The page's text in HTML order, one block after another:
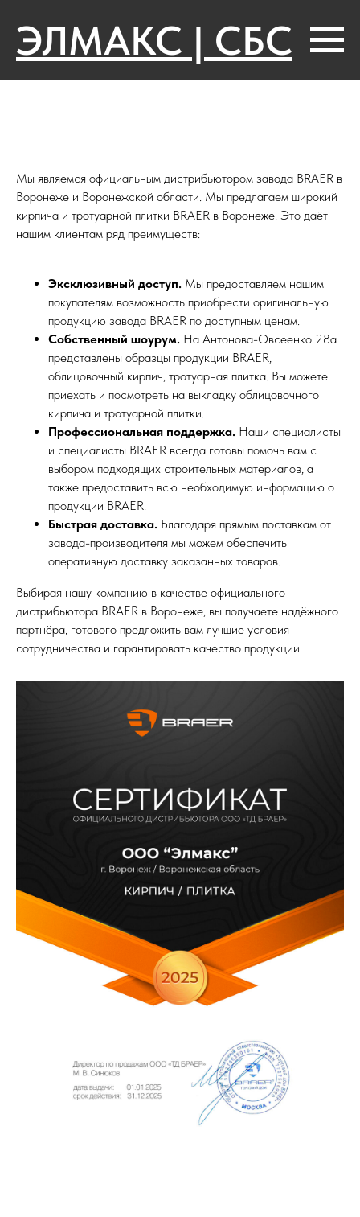
ЭЛМАКС | СБС
Мы являемся официальным дистрибьютором завода BRAER в
Воронеже и Воронежской области. Мы предлагаем широкий
кирпича и тротуарной плитки BRAER в Воронеже. Это даёт
нашим клиентам ряд преимуществ:
Эксклюзивный доступ. Мы предоставляем нашим
покупателям возможность приобрести оригинальную
продукцию завода BRAER по доступным ценам.
Собственный шоурум. На Антонова-Овсеенко 28а
представлены образцы продукции BRAER,
облицовочный кирпич, тротуарная плитка. Вы можете
приехать и посмотреть на выкладку облицовочного
кирпича и тротуарной плитки.
Профессиональная поддержка. Наши специалисты
и специалисты BRAER всегда готовы помочь вам с
выбором подходящих строительных материалов, а
также предоставить всю необходимую информацию о
продукции BRAER.
Быстрая доставка. Благодаря прямым поставкам от
завода-производителя мы можем обеспечить
оперативную доставку заказанных товаров.
Выбирая нашу компанию в качестве официального
дистрибьютора BRAER в Воронеже, вы получаете надёжного
партнёра, готового предложить вам лучшие условия
сотрудничества и гарантировать качество продукции.